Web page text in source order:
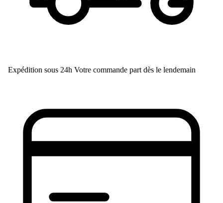
Expédition sous 24h Votre commande part dès le lendemain